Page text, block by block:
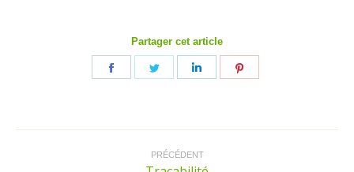
Partager cet article
Partager Partager Partager
PRÉCÉDENT